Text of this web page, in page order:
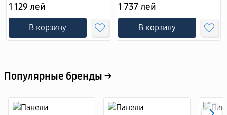
1 129 лей
В корзину
1 737 лей
В корзину
Популярные бренды →